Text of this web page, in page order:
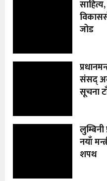
जोड
संसद्
सूचना
नयाँ
शपथ